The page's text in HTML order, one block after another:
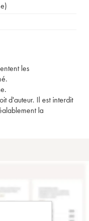
les
d'auteur. Il est interdit
la